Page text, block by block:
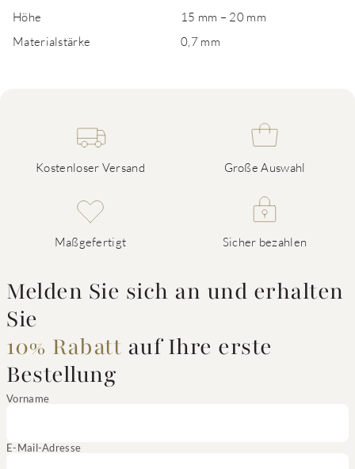
Höhe
15 mm – 20 mm
Materialstärke
0,7 mm
Kostenloser Versand Große Auswahl
Maßgefertigt Sicher bezahlen
Melden Sie sich an und erhalten
Sie
10% Rabatt auf Ihre erste
Bestellung
Vorname
E-Mail-Adresse